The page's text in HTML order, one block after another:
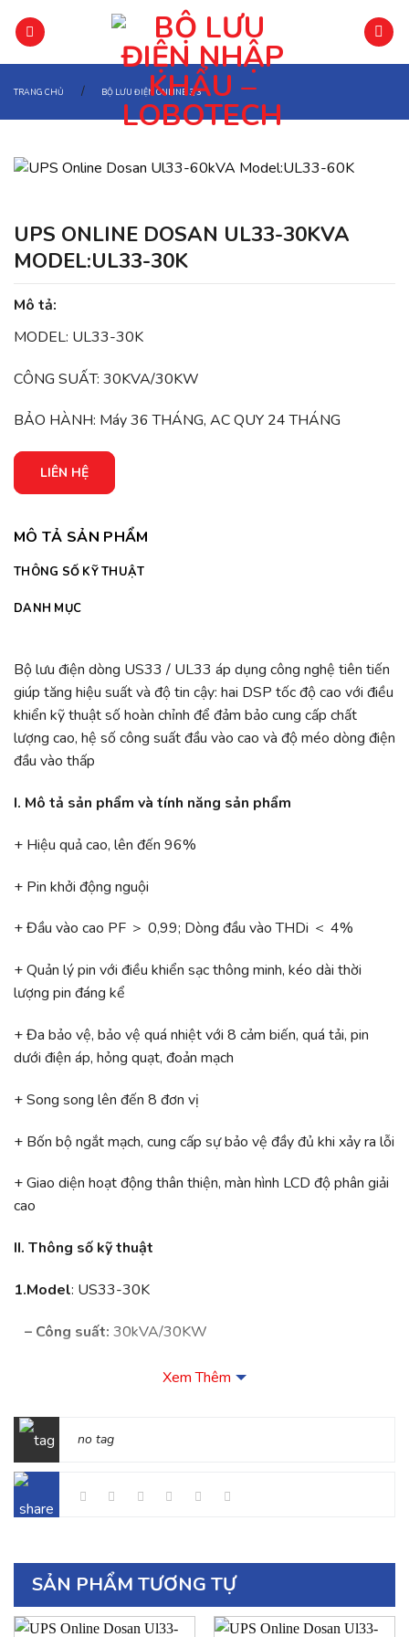
đến
dungTRANG CHỦ / BỘ LƯU ĐIỆN ONLINE 3/3
UPS ONLINE DOSAN UL33-30KVA
MODEL:UL33-30K
Mô tả:
MODEL: UL33-30K
CÔNG SUẤT: 30KVA/30KW
BẢO HÀNH: Máy 36 THÁNG, AC QUY 24 THÁNG
LIÊN HỆ
MÔ TẢ SẢN PHẨM
THÔNG SỐ KỸ THUẬT
DANH MỤC
Bộ lưu điện dòng US33 / UL33 áp dụng công nghệ tiên tiến
giúp tăng hiệu suất và độ tin cậy: hai DSP tốc độ cao với điều
khiển kỹ thuật số hoàn chỉnh để đảm bảo cung cấp chất
lượng cao, hệ số công suất đầu vào cao và độ méo dòng điện
đầu vào thấp
I. Mô tả sản phẩm và tính năng sản phẩm
+ Hiệu quả cao, lên đến 96%
+ Pin khởi động nguội
+ Đầu vào cao PF ＞ 0,99; Dòng đầu vào THDi ＜ 4%
+ Quản lý pin với điều khiển sạc thông minh, kéo dài thời
lượng pin đáng kể
+ Đa bảo vệ, bảo vệ quá nhiệt với 8 cảm biến, quá tải, pin
dưới điện áp, hỏng quạt, đoản mạch
+ Song song lên đến 8 đơn vị
+ Bốn bộ ngắt mạch, cung cấp sự bảo vệ đầy đủ khi xảy ra lỗi
+ Giao diện hoạt động thân thiện, màn hình LCD độ phân giải
cao
II. Thông số kỹ thuật
1.Model: US33-30K
– Công suất: 30kVA/30KW
3 pha vào 3 pha ra
2.Đầu vào:
– Điện áp đầu vào:
+ 228V ~ 304VAC (dòng), tải giảm tuyến tính theo điện áp
pha tối thiểu
Xem Thêm
no tag
SẢN PHẨM TƯƠNG TỰ